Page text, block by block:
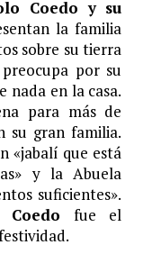
Coedo y su
la familia
sobre su tierra
por su
en la casa.
para más de
su gran familia.
«jabalí que está
y la Abuela
suficientes».
Coedo fue el